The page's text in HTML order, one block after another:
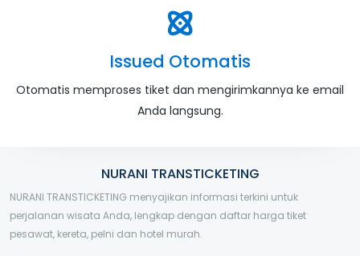
Issued Otomatis
Otomatis memproses tiket dan mengirimkannya ke email
Anda langsung.
NURANI TRANSTICKETING
NURANI TRANSTICKETING menyajikan informasi terkini untuk
perjalanan wisata Anda, lengkap dengan daftar harga tiket
pesawat, kereta, pelni dan hotel murah.